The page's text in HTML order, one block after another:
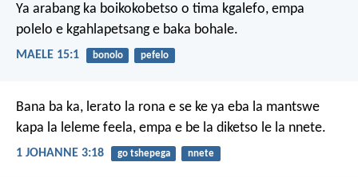
Ya arabang ka boikokobetso o tima kgalefo, empa
polelo e kgahlapetsange baka bohale.
MAELE 15:1 bonolo pefelo
Bana ba ka, lerato la rona e se ke ya eba la mantswe
kapa la leleme feela, empa e be la diketso le la nnete.
1 JOHANNE 3:18 go tshepega nnete